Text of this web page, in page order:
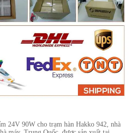
24V 90W cho trạm hàn Hakko 942, nhà